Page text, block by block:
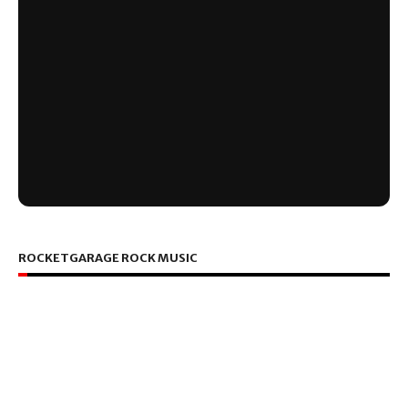
ROCKETGARAGE ROCK MUSIC